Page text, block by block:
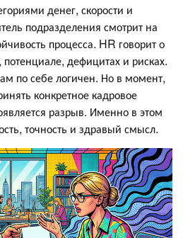
денег, скорости и
подразделения смотрит на
процесса. HR говорит о
дефицитах и рисках.
по себе логичен. Но в момент,
конкретное кадровое
разрыв. Именно в этом
точность и здравый смысл.